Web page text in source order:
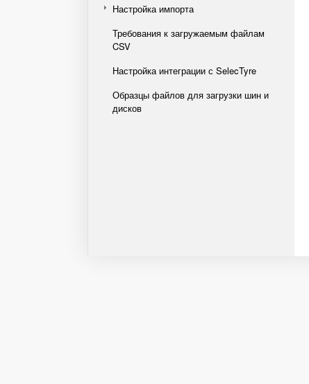
Настройка импорта
Требования к загружаемым файлам
CSV
Настройка интеграции с SelecTyre
Образцы файлов для загрузки шин и
дисков